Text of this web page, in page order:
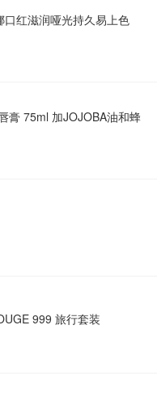
红滋润哑光持久易上色
膏 75ml 加JOJOBA油和蜂
999 旅行套装